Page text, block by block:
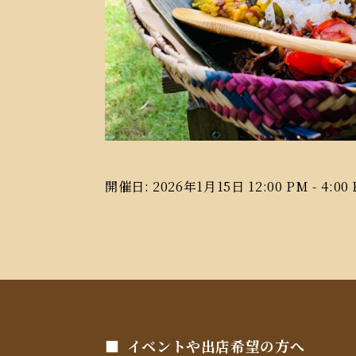
開催日: 2026年1月15日 12:00 PM - 4:00
イベントや出店希望の方へ